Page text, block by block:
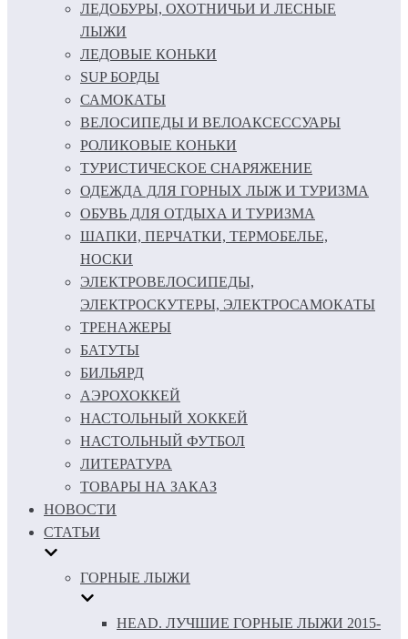
ЛЕДОБУРЫ, ОХОТНИЧЬИ И ЛЕСНЫЕ
ЛЫЖИ
ЛЕДОВЫЕ КОНЬКИ
SUP БОРДЫ
САМОКАТЫ
ВЕЛОСИПЕДЫ И ВЕЛОАКСЕССУАРЫ
РОЛИКОВЫЕ КОНЬКИ
ТУРИСТИЧЕСКОЕ СНАРЯЖЕНИЕ
ОДЕЖДА ДЛЯ ГОРНЫХ ЛЫЖ И ТУРИЗМА
ОБУВЬ ДЛЯ ОТДЫХА И ТУРИЗМА
ШАПКИ, ПЕРЧАТКИ, ТЕРМОБЕЛЬЕ,
НОСКИ
ЭЛЕКТРОВЕЛОСИПЕДЫ,
ЭЛЕКТРОСКУТЕРЫ, ЭЛЕКТРОСАМОКАТЫ
ТРЕНАЖЕРЫ
БАТУТЫ
БИЛЬЯРД
АЭРОХОККЕЙ
НАСТОЛЬНЫЙ ХОККЕЙ
НАСТОЛЬНЫЙ ФУТБОЛ
ЛИТЕРАТУРА
ТОВАРЫ НА ЗАКАЗ
НОВОСТИ
СТАТЬИ
ГОРНЫЕ ЛЫЖИ
HEAD. ЛУЧШИЕ ГОРНЫЕ ЛЫЖИ 2015-